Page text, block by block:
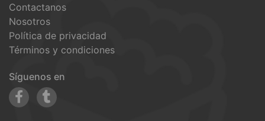
Contactanos
Nosotros
Política de privacidad
Términos y condiciones
Síguenos en